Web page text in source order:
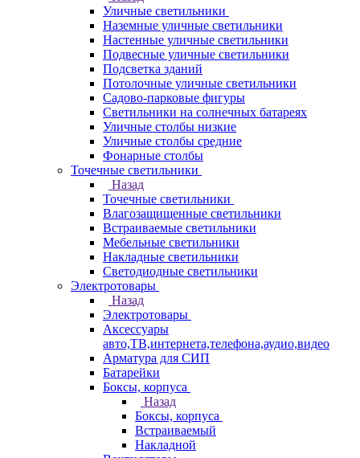
Уличные светильники
Наземные уличные светильники
Настенные уличные светильники
Подвесные уличные светильники
Подсветка зданий
Потолочные уличные светильники
Садово-парковые фигуры
Светильники на солнечных батареях
Уличные столбы низкие
Уличные столбы средние
Фонарные столбы
Точечные светильники
Назад
Точечные светильники
Влагозащищенные светильники
Встраиваемые светильники
Мебельные светильники
Накладные светильники
Светодиодные светильники
Электротовары
Назад
Электротовары
Аксессуары
авто,ТВ,интернета,телефона,аудио,видео
Арматура для СИП
Батарейки
Боксы, корпуса
Назад
Боксы, корпуса
Встраиваемый
Накладной